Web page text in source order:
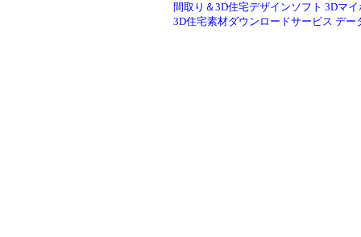
間取り＆3D住宅デザインソフト 3Dマ
3D住宅素材ダウンロードサービス デー